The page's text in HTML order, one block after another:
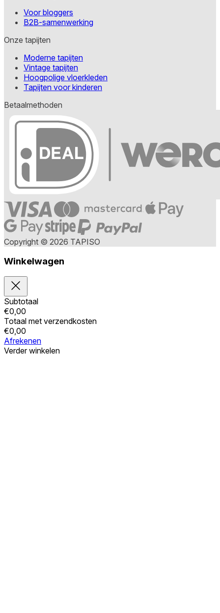
Voor bloggers
B2B-samenwerking
Onze tapijten
Moderne tapijten
Vintage tapijten
Hoogpolige vloerkleden
Tapijten voor kinderen
Betaalmethoden
Copyright © 2026 TAPISO
Winkelwagen
Subtotaal
€0,00
Totaal met verzendkosten
€0,00
Afrekenen
Verder winkelen